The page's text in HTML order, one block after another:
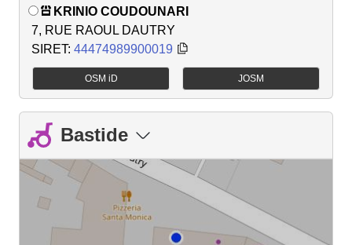
KRINIO COUDOUNARI
7, RUE RAOUL DAUTRY
SIRET: 44474989900019
OSM iD JOSM
Bastide